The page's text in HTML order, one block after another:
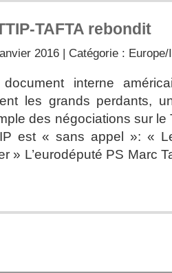
TAFTA rebondit
2016 | Catégorie :
interne
les grands perdants,
des négociations sur
est « sans appel »: «
» L’eurodéputé PS Marc